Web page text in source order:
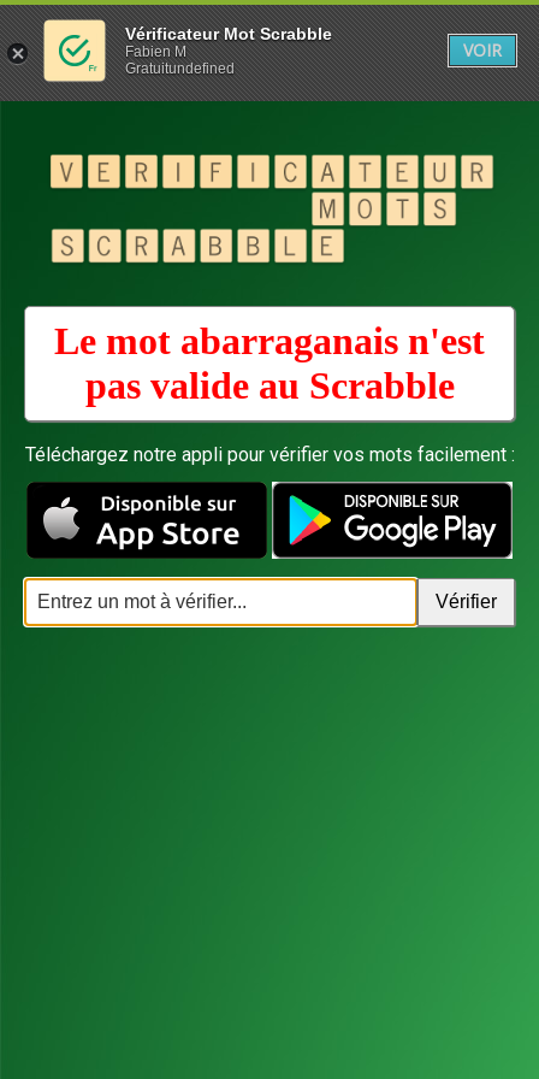
Le mot abarraganais n'est
pas valide au Scrabble
Téléchargez notre appli pour vérifier vos mots facilement :
Vérificateur Mot Scrabble
Fabien M
Gratuitundefined
VOIR